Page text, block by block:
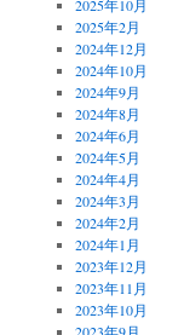
2025年10月
2025年2月
2024年12月
2024年10月
2024年9月
2024年8月
2024年6月
2024年5月
2024年4月
2024年3月
2024年2月
2024年1月
2023年12月
2023年11月
2023年10月